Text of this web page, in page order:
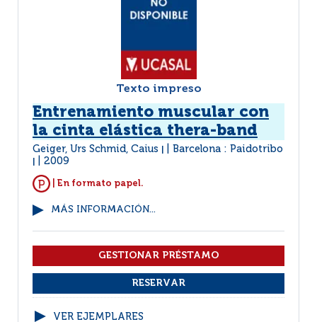
Texto impreso
Entrenamiento muscular con
la cinta elástica thera-band
Geiger, Urs Schmid, Caius Barcelona : Paidotribo
2009
| En formato papel.
MÁS INFORMACIÓN...
VER EJEMPLARES